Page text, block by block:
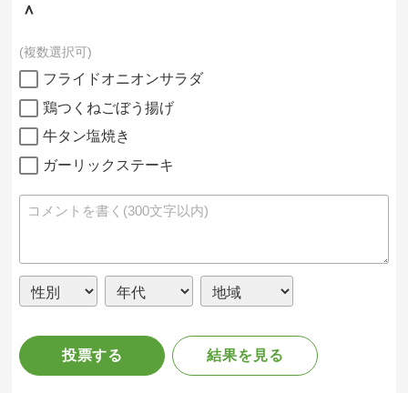
＾
複数選択可
フライドオニオンサラダ
鶏つくねごぼう揚げ
牛タン塩焼き
ガーリックステーキ
投票する 結果を見る